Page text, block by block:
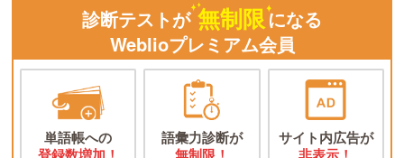
診断テストが 無制限になる
Weblioプレミアム会員
単語帳への
語彙力診断が
サイト内広告が